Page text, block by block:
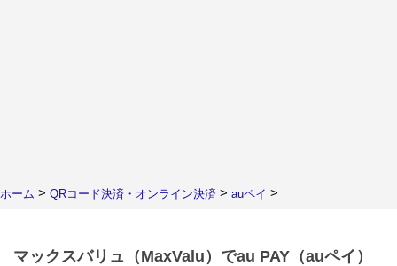
ホーム > QRコード決済・オンライン決済 > auペイ >
マックスバリュ（MaxValu）でau PAY（auペイ）